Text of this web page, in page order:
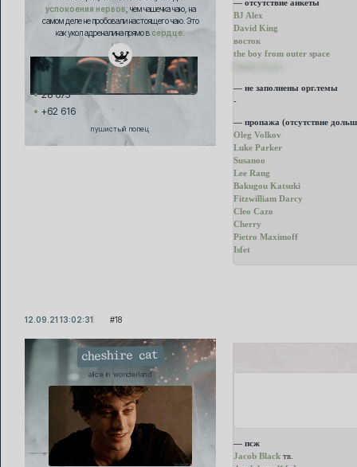
успокоения нервов, чем чашечка чаю, на
самом деле не пробовали настоящего чаю. Это
как укол адреналина прямо в сердце.
28 675
+62 616
пушистый попец
— отсутствие анкеты
BJ Alex
David King
восток
the boy from outer space
— не заполнены орг.темы
-
— пропажа (отсутствие
Oleg Volkov
Luke Parker
Susanoo
Lee Rang
Bakugou Katsuki
Fitzwilliam Darcy
Cleo Cazo
Cherry
Pietro Maximoff
Isfet
18
12.09.21 13:02:31
cheshire cat
alice in wonderland
— псж
Jacob Black тв.